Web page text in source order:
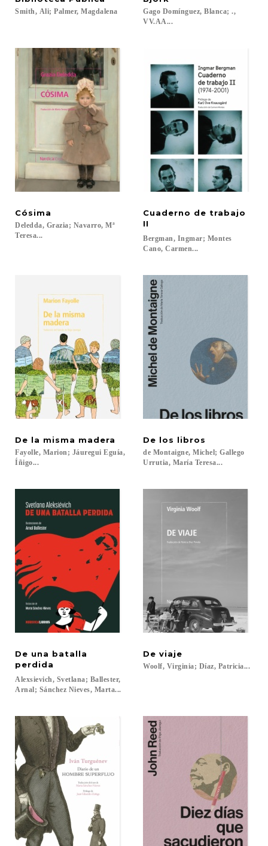
Smith, Ali; Palmer, Magdalena
Gago Domínguez, Blanca; .,
VV.AA...
Cósima
Deledda, Grazia; Navarro, Mª
Teresa...
Cuaderno de trabajo
II
Bergman, Ingmar; Montes
Cano, Carmen...
De la misma madera
Fayolle, Marion; Jáuregui Eguía,
Íñigo...
De los libros
de Montaigne, Michel; Gallego
Urrutia, María Teresa...
De una batalla
perdida
Alexsievich, Svetlana; Ballester,
Arnal; Sánchez Nieves, Marta...
De viaje
Woolf, Virginia; Díaz, Patricia...